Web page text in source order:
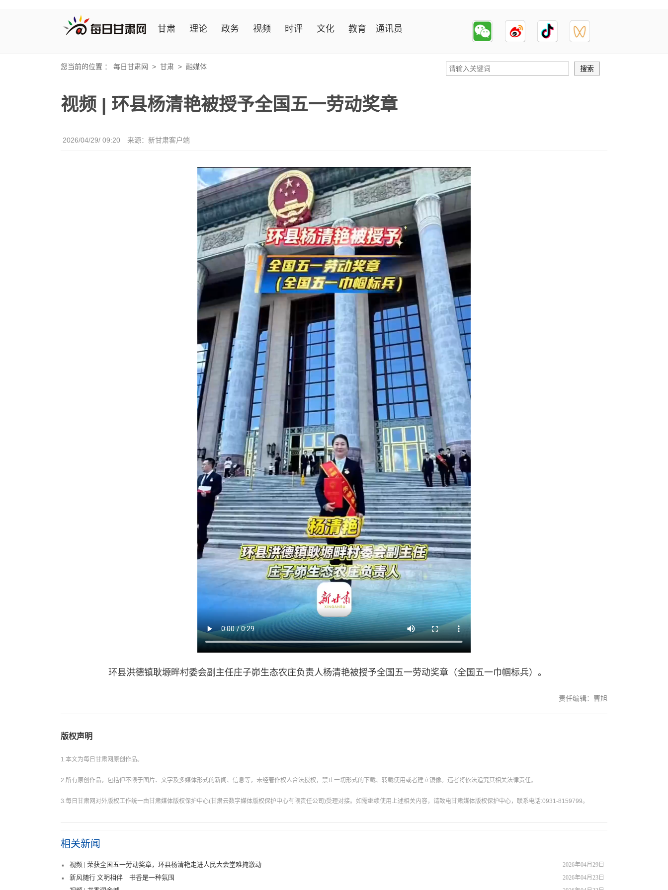
甘肃 理论 政务 视频 时评 文化 教育 通讯员
您当前的位置 ： 每日甘肃网 > 甘肃 > 融媒体
视频 | 环县杨清艳被授予全国五一劳动奖章
2026/04/29/ 09:20 来源：新甘肃客户端
环县洪德镇耿塬畔村委会副主任庄子峁生态农庄负责人杨清艳被授予全国五一劳动奖章（全国五一巾帼标兵）。
责任编辑：曹旭
版权声明
1.本文为每日甘肃网原创作品。
2.所有原创作品，包括但不限于图片、文字及多媒体形式的新闻、信息等，未经著作权人合法授权，禁止一切形式的下载、转载使用或者建立镜像。违者将依法追究其相关法律责任。
3.每日甘肃网对外版权工作统一由甘肃媒体版权保护中心(甘肃云数字媒体版权保护中心有限责任公司)受理对接。如需继续使用上述相关内容，请致电甘肃媒体版权保护中心，联系电话:0931-8159799。
相关新闻
2026年04月29日
视频 | 荣获全国五一劳动奖章，环县杨清艳走进人民大会堂难掩激动
2026年04月23日
新风随行 文明相伴｜书香是一种氛围